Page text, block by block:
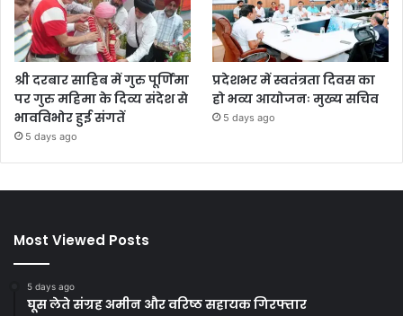
श्री दरबार साहिब में गुरु पूर्णिमा
पर गुरु महिमा के दिव्य संदेश से
भावविभोर हुई संगतें
5 days ago
प्रदेशभर में स्वतंत्रता दिवस का
हो भव्य आयोजनः मुख्य सचिव
5 days ago
Most Viewed Posts
5 days ago
घूस लेते संग्रह अमीन और वरिष्ठ सहायक गिरफ्तार